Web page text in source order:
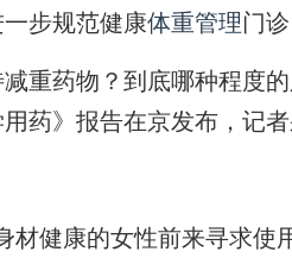
步规范健康体重管理门诊
药物？到底哪种程度的
药》报告在京发布，记者
健康的女性前来寻求使